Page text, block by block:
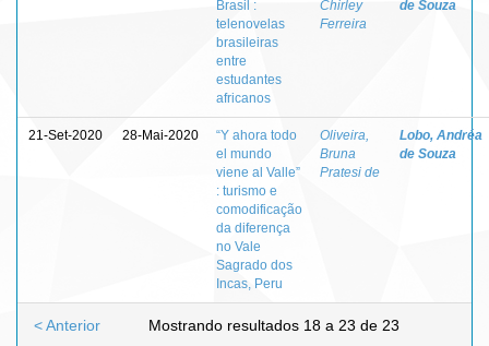
Brasil :
telenovelas
brasileiras
entre
estudantes
africanos
Chirley
Ferreira
de Souza
21-Set-2020 28-Mai-2020
“Y ahora todo
el mundo
viene al Valle”
: turismo e
comodificação
da diferença
no Vale
Sagrado dos
Incas, Peru
Oliveira,
Bruna
Pratesi de
Lobo, Andréa
de Souza
Mostrando resultados 18 a 23 de 23
< Anterior